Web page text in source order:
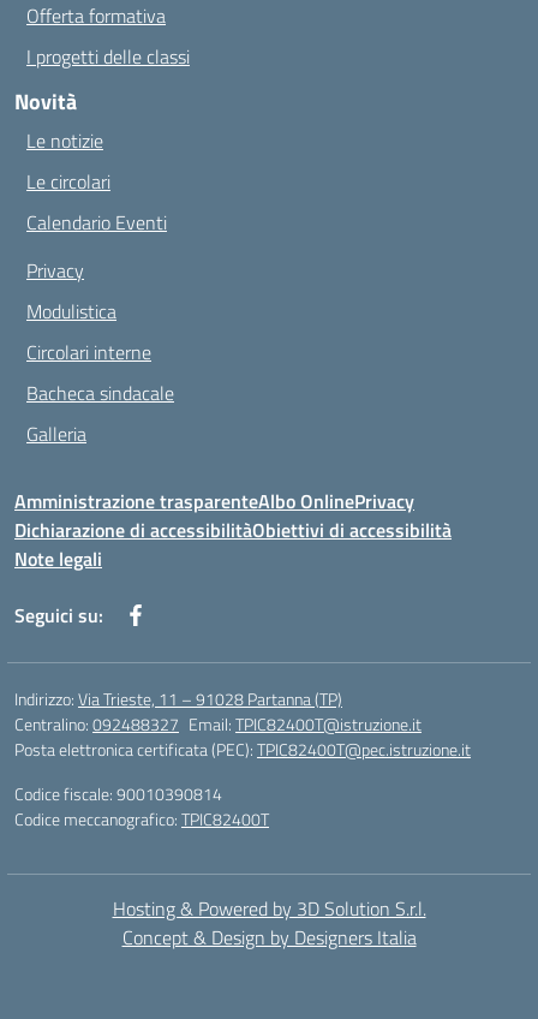
Offerta formativa
I progetti delle classi
Novità
Le notizie
Le circolari
Calendario Eventi
Privacy
Modulistica
Circolari interne
Bacheca sindacale
Galleria
Amministrazione trasparenteAlbo OnlinePrivacy
Dichiarazione di accessibilitàObiettivi di accessibilità
Note legali
Seguici su:
Indirizzo:Via Trieste, 11 – 91028 Partanna (TP)
Centralino:092488327 Email:TPIC82400T@istruzione.it
Posta elettronica certificata (PEC):TPIC82400T@pec.istruzione.it
Codice fiscale: 90010390814
Codice meccanografico:TPIC82400T
Hosting & Powered by 3D Solution S.r.l.
Concept & Design by Designers Italia